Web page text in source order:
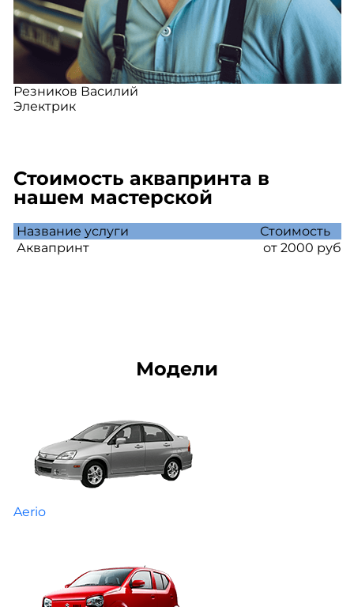
Резников Василий
Электрик
Стоимость аквапринта в
нашем мастерской
Название услуги
Стоимость
Аквапринт
от 2000 руб
Модели
Aerio